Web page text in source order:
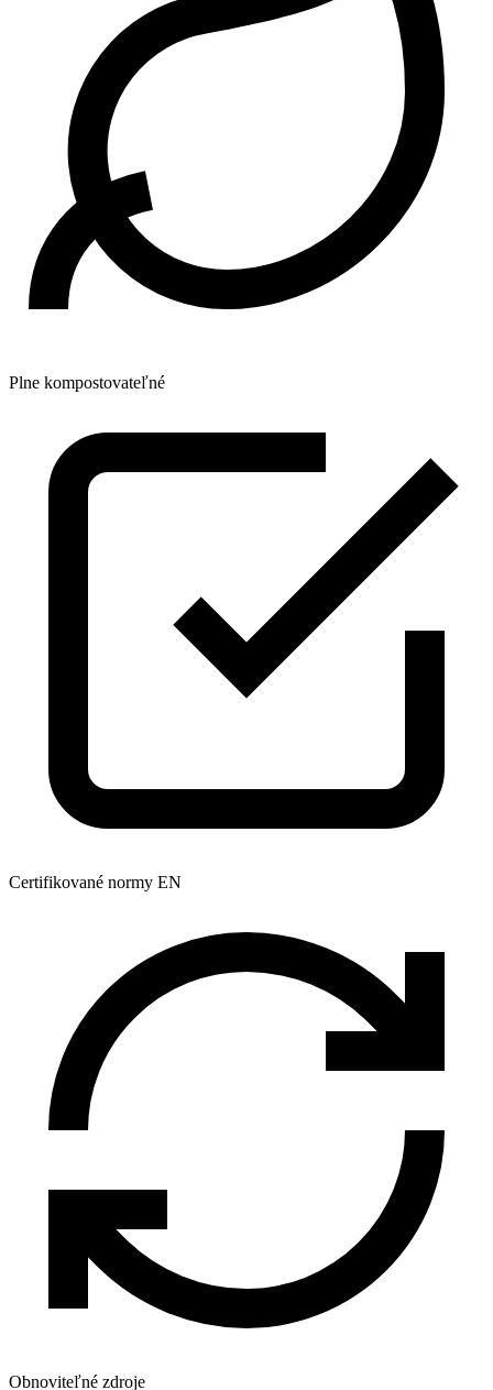
Plne kompostovateľné
Certifikované normy EN
Obnoviteľné zdroje